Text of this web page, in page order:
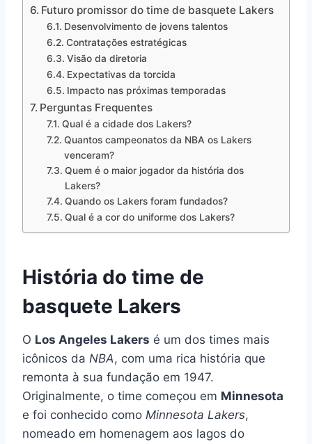
Futuro promissor do time de basquete Lakers
Desenvolvimento de jovens talentos
Contratações estratégicas
Visão da diretoria
Expectativas da torcida
Impacto nas próximas temporadas
Perguntas Frequentes
Qual é a cidade dos Lakers?
Quantos campeonatos da NBA os Lakers
venceram?
Quem é o maior jogador da história dos
Lakers?
Quando os Lakers foram fundados?
Qual é a cor do uniforme dos Lakers?
História do time de
basquete Lakers
O Los Angeles Lakers é um dos times mais
icônicos da NBA , com uma rica história que
remonta à sua fundação em 1947.
Originalmente, o time começou em Minnesota
e foi conhecido como Minnesota Lakers,
nomeado em homenagem aos lagos do